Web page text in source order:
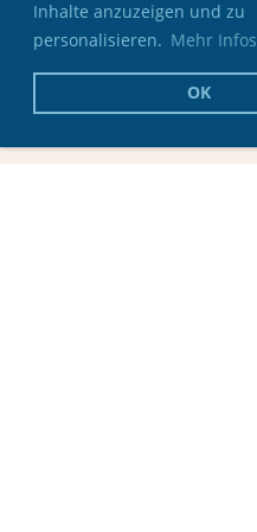
Inhalte anzuzeigen und zu
personalisieren. Mehr Infos
OK